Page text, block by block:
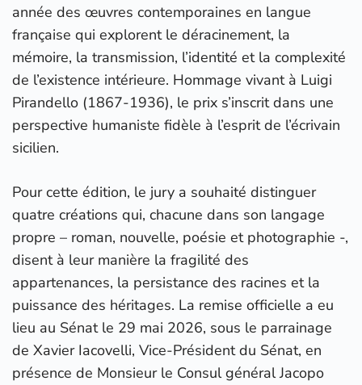
année des œuvres contemporaines en langue
française qui explorent le déracinement, la
mémoire, la transmission, l’identité et la complexité
de l’existence intérieure. Hommage vivant à Luigi
Pirandello (1867-1936), le prix s’inscrit dans une
perspective humaniste fidèle à l’esprit de l’écrivain
sicilien.
Pour cette édition, le jury a souhaité distinguer
quatre créations qui, chacune dans son langage
propre – roman, nouvelle, poésie et photographie -,
disent à leur manière la fragilité des
appartenances, la persistance des racines et la
puissance des héritages. La remise officielle a eu
lieu au Sénat le 29 mai 2026, sous le parrainage
de Xavier Iacovelli, Vice-Président du Sénat, en
présence de Monsieur le Consul général Jacopo